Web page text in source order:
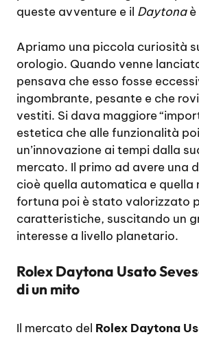
queste avventure e il Daytonaè
Apriamo una piccola curiosità
orologio. Quando venne
pensava che esso fosse
ingombrante, pesante e che
vestiti. Si dava maggiore
estetica che alle funzionalità
un’innovazione ai tempi dalla
mercato. Il primo ad avere una
cioè quella automatica e quella
fortuna poi è stato valorizzato
caratteristiche, suscitando un
interesse a livello planetario.
Rolex Daytona Usato
di un mito
Il mercato del Rolex Daytona